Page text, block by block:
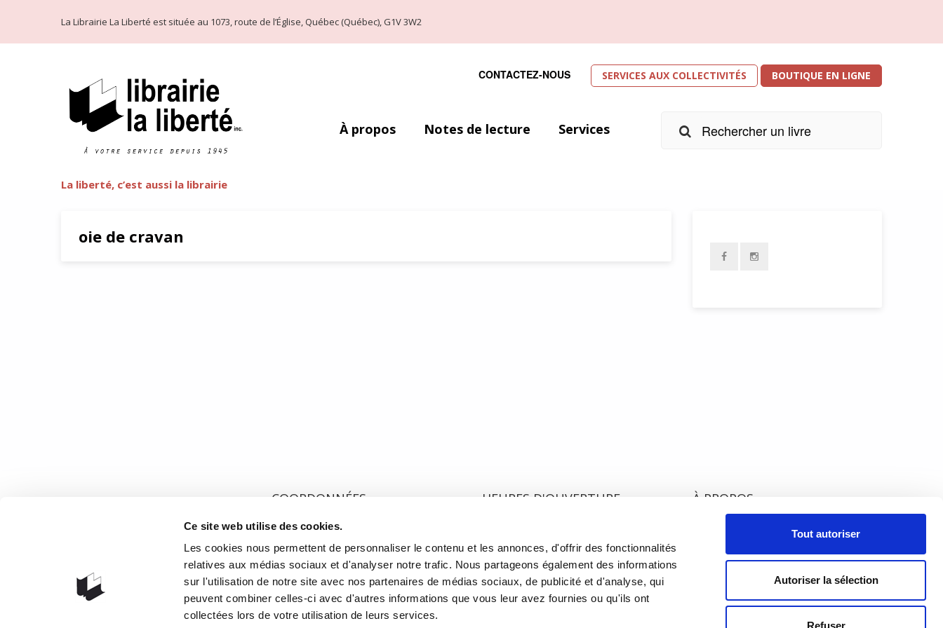
Ce site web utilise des cookies.
Les cookies nous permettent de personnaliser le contenu et les annonces, d'offrir des fonctionnalités
relatives aux médias sociaux et d'analyser notre trafic. Nous partageons également des informations
sur l'utilisation de notre site avec nos partenaires de médias sociaux, de publicité et d'analyse, qui
peuvent combiner celles-ci avec d'autres informations que vous leur avez fournies ou qu'ils ont
collectées lors de votre utilisation de leurs services.
Tout autoriser
Autoriser la sélection
Refuser
La Librairie La Liberté est située au 1073, route de l’Église, Québec (Québec), G1V 3W2
La liberté, c’est aussi la librairie
CONTACTEZ-NOUS SERVICES AUX COLLECTIVITÉS BOUTIQUE EN LIGNE
À propos Notes de lecture Services
oie de cravan
COORDONNÉES
1073 route de l'Église, Québec, QC
G1V 3W2
Obtenir l’itinéraire
418 658-3640
info@librairielaliberte.com
HEURES D'OUVERTURE
Jeudi et vendredi:9h00 à 21h00
Samedi:9h00 à 17h00
Dimanche :10h00 à 17h00
Fermé les jours fériés
À PROPOS
HISTORIQUE